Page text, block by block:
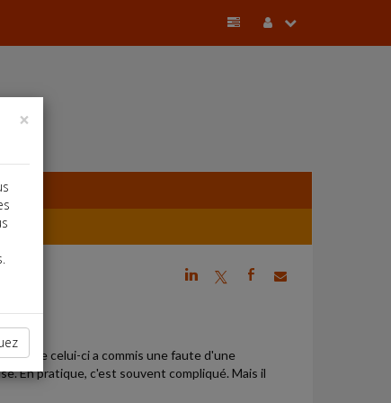
j a b
que celui-ci a commis une faute d'une
En pratique, c'est souvent compliqué. Mais il
×